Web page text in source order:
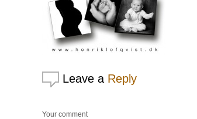
Leave a Reply
Your comment